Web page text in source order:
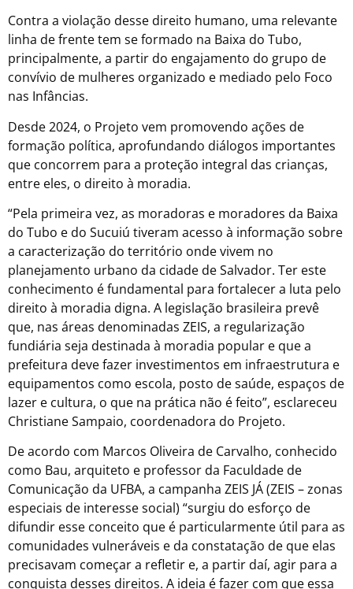
Contra a violação desse direito humano, uma relevante
linha de frente tem se formado na Baixa do Tubo,
principalmente, a partir do engajamento do grupo de
convívio de mulheres organizado e mediado pelo Foco
nas Infâncias.
Desde 2024, o Projeto vem promovendo ações de
formação política, aprofundando diálogos importantes
que concorrem para a proteção integral das crianças,
entre eles, o direito à moradia.
“Pela primeira vez, as moradoras e moradores da Baixa
do Tubo e do Sucuiú tiveram acesso à informação sobre
a caracterização do território onde vivem no
planejamento urbano da cidade de Salvador. Ter este
conhecimento é fundamental para fortalecer a luta pelo
direito à moradia digna. A legislação brasileira prevê
que, nas áreas denominadas ZEIS, a regularização
fundiária seja destinada à moradia popular e que a
prefeitura deve fazer investimentos em infraestrutura e
equipamentos como escola, posto de saúde, espaços de
lazer e cultura, o que na prática não é feito”, esclareceu
Christiane Sampaio, coordenadora do Projeto.
De acordo com Marcos Oliveira de Carvalho, conhecido
como Bau, arquiteto e professor da Faculdade de
Comunicação da UFBA, a campanha ZEIS JÁ (ZEIS – zonas
especiais de interesse social) “surgiu do esforço de
difundir esse conceito que é particularmente útil para as
comunidades vulneráveis e da constatação de que elas
precisavam começar a refletir e, a partir daí, agir para a
conquista desses direitos. A ideia é fazer com que essa